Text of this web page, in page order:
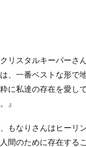
クリスタルキーパー
、一番ベストな形で
に私達の存在を愛し
』
、もなりさんはヒー
間のために存在する